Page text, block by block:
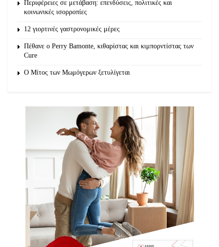
Περιφέρειες σε μετάβαση: επενδύσεις, πολιτικές και
κοινωνικές ισορροπίες
12 γιορτινές γαστρονομικές μέρες
Πέθανε ο Perry Bamonte, κιθαρίστας και κιμπορντίστας των
Cure
O Μίτος των Μωμόγερων ξετυλίγεται